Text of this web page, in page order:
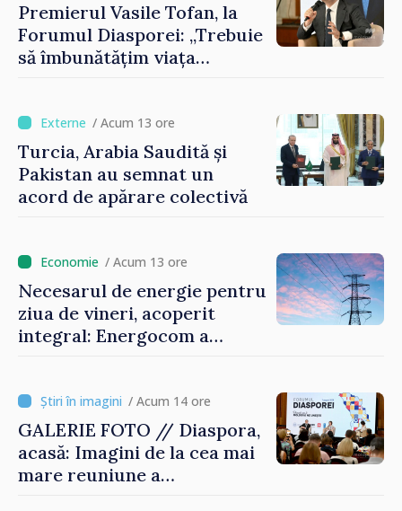
Premierul Vasile Tofan, la
Forumul Diasporei: „Trebuie
să îmbunătățim viața
/ Acum 13 ore
Turcia, Arabia Saudită și
Pakistan au semnat un
acord de apărare colectivă
/ Acum 13 ore
Necesarul de energie pentru
ziua de vineri, acoperit
integral: Energocom a
/ Acum 14 ore
GALERIE FOTO // Diaspora,
acasă: Imagini de la cea mai
mare reuniune a